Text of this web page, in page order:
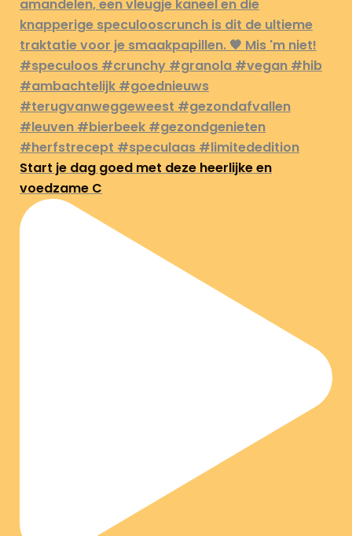
Start je dag goed met deze heerlijke en
voedzame C